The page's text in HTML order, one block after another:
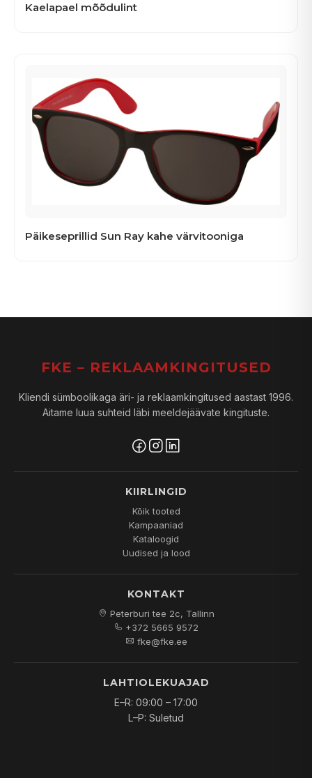
Kaelapael mõõdulint
Päikeseprillid Sun Ray kahe värvitooniga
FKE – REKLAAMKINGITUSED
Kliendi sümboolikaga äri- ja reklaamkingitused aastast 1996.
Aitame luua suhteid läbi meeldejäävate kingituste.
KIIRLINGID
Kõik tooted
Kampaaniad
Kataloogid
Uudised ja lood
KONTAKT
Peterburi tee 2c, Tallinn
+372 5665 9572
fke@fke.ee
LAHTIOLEKUAJAD
E–R: 09:00 – 17:00
L–P: Suletud